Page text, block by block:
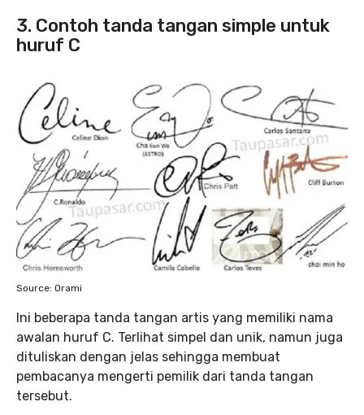
3. Contoh tanda tangan simple untuk
huruf C
Source: Orami
Ini beberapa tanda tangan artis yang memiliki nama
awalan huruf C. Terlihat simpel dan unik, namun juga
dituliskan dengan jelas sehingga membuat
pembacanya mengerti pemilik dari tanda tangan
tersebut.